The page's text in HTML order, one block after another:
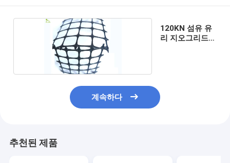
120KN 섬유 유
리 지오그리드
계속하다
추천된 제품